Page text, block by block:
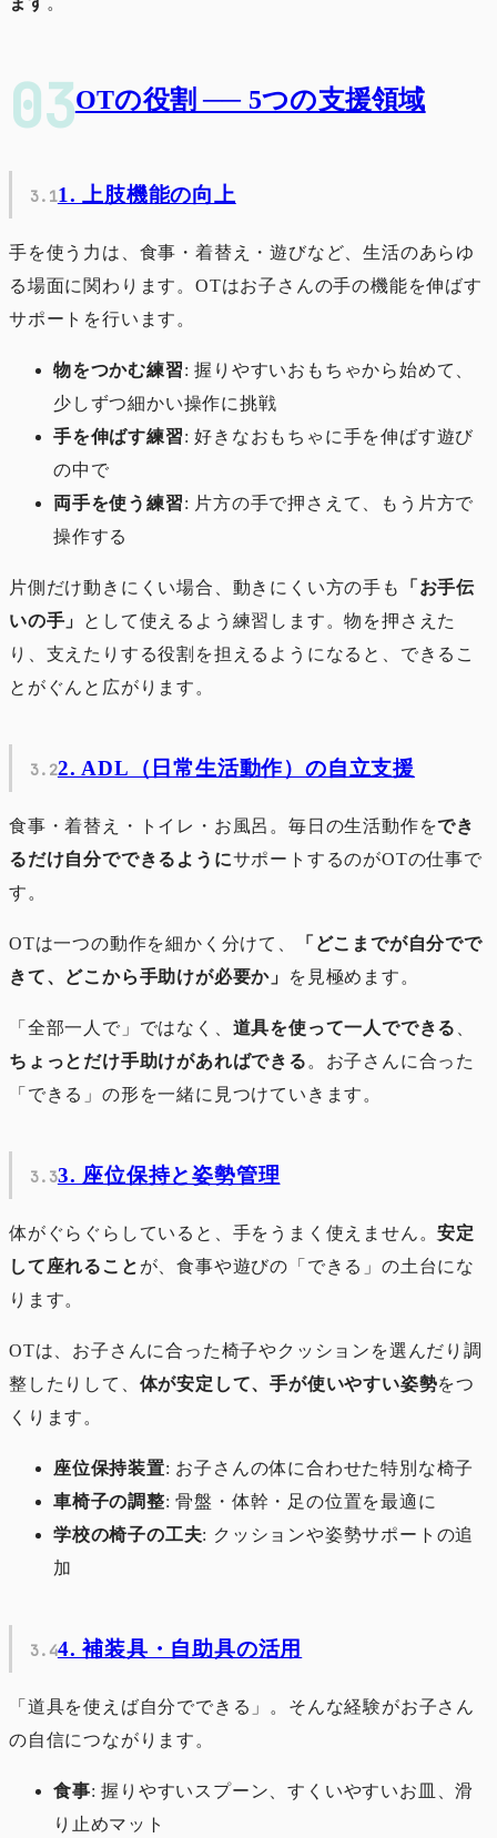
OTの役割 ── 5つの支援領域
1. 上肢機能の向上
手を使う力は、食事・着替え・遊びなど、生活のあらゆ
る場面に関わります。OTはお子さんの手の機能を伸ばす
サポートを行います。
物をつかむ練習: 握りやすいおもちゃから始めて、
少しずつ細かい操作に挑戦
手を伸ばす練習: 好きなおもちゃに手を伸ばす遊び
の中で
両手を使う練習: 片方の手で押さえて、もう片方で
操作する
片側だけ動きにくい場合、動きにくい方の手も
「お手伝
いの手」
として使えるよう練習します。物を押さえた
り、支えたりする役割を担えるようになると、できるこ
とがぐんと広がります。
2. ADL（日常生活動作）の自立支援
食事・着替え・トイレ・お風呂。毎日の生活動作をでき
るだけ自分でできるようにサポートするのがOTの仕事で
す。
OTは一つの動作を細かく分けて、
「どこまでが自分でで
きて、どこから手助けが必要か」
を見極めます。
「全部一人で」ではなく、 道具を使って一人でできる
ちょっとだけ手助けがあればできる 。お子さんに合った
「できる」の形を一緒に見つけていきます。
3. 座位保持と姿勢管理
体がぐらぐらしていると、手をうまく使えません。安定
して座れること が、食事や遊びの「できる」の土台にな
ります。
OTは、お子さんに合った椅子やクッションを選んだり調
整したりして、 体が安定して、手が使いやすい姿勢をつ
くります。
座位保持装置: お子さんの体に合わせた特別な椅子
車椅子の調整: 骨盤・体幹・足の位置を最適に
学校の椅子の工夫: クッションや姿勢サポートの追
加
4. 補装具・自助具の活用
「道具を使えば自分でできる」。そんな経験がお子さん
の自信につながります。
食事: 握りやすいスプーン、すくいやすいお皿、滑
り止めマット